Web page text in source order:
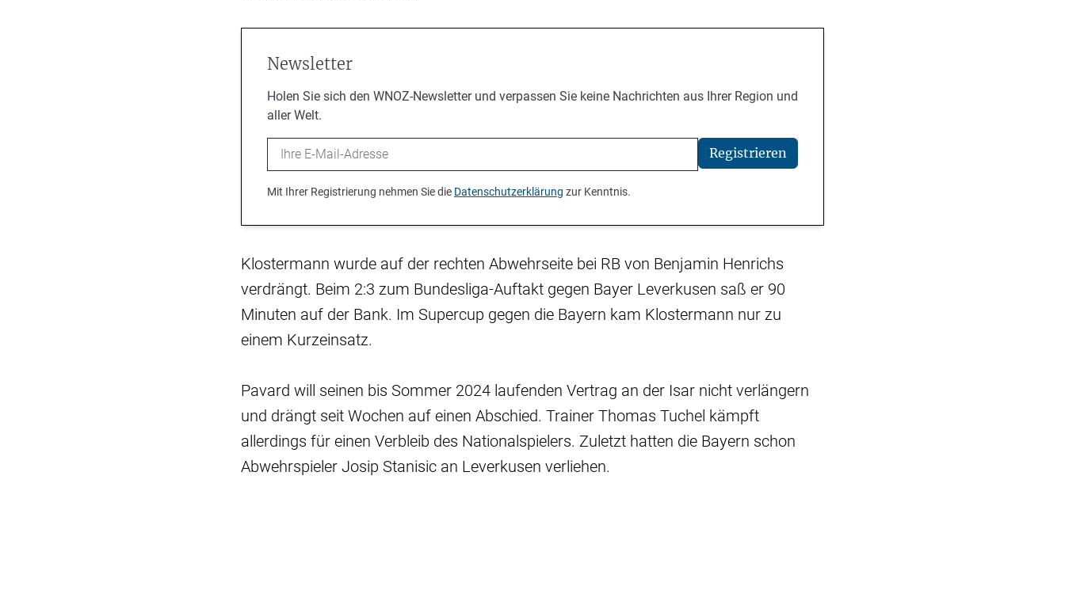
Newsletter
Holen Sie sich den WNOZ-Newsletter und verpassen Sie keine Nachrichten aus Ihrer Region und
aller Welt.
Email Registrieren
Mit Ihrer Registrierung nehmen Sie die Datenschutzerklärung zur Kenntnis.
Klostermann wurde auf der rechten Abwehrseite bei RB von Benjamin Henrichs
verdrängt. Beim 2:3 zum Bundesliga-Auftakt gegen Bayer Leverkusen saß er 90
Minuten auf der Bank. Im Supercup gegen die Bayern kam Klostermann nur zu
einem Kurzeinsatz.
Pavard will seinen bis Sommer 2024 laufenden Vertrag an der Isar nicht verlängern
und drängt seit Wochen auf einen Abschied. Trainer Thomas Tuchel kämpft
allerdings für einen Verbleib des Nationalspielers. Zuletzt hatten die Bayern schon
Abwehrspieler Josip Stanisic an Leverkusen verliehen.